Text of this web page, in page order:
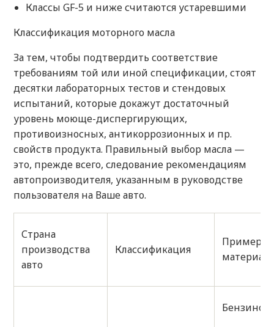
Классы GF-5 и ниже считаются устаревшими
Классификация моторного масла
За тем, чтобы подтвердить соответствие
требованиям той или иной спецификации, стоят
десятки лабораторных тестов и стендовых
испытаний, которые докажут достаточный
уровень моюще-диспергирующих,
противоизносных, антикоррозионных и пр.
свойств продукта. Правильный выбор масла —
это, прежде всего, следование рекомендациям
автопроизводителя, указанным в руководстве
пользователя на Ваше авто.
Страна
производства
авто
Классификация
Примеры